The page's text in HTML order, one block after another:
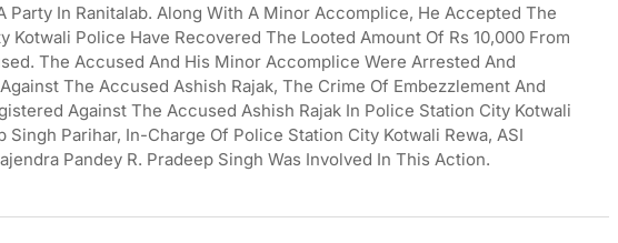
Party In Ranitalab. Along With A Minor Accomplice, He Accepted The
Kotwali Police Have Recovered The Looted Amount Of Rs 10,000 From
The Accused And His Minor Accomplice Were Arrested And
The Accused Ashish Rajak, The Crime Of Embezzlement And
Against The Accused Ashish Rajak In Police Station City Kotwali
Singh Parihar, In-Charge Of Police Station City Kotwali Rewa, ASI
Pandey R. Pradeep Singh Was Involved In This Action.